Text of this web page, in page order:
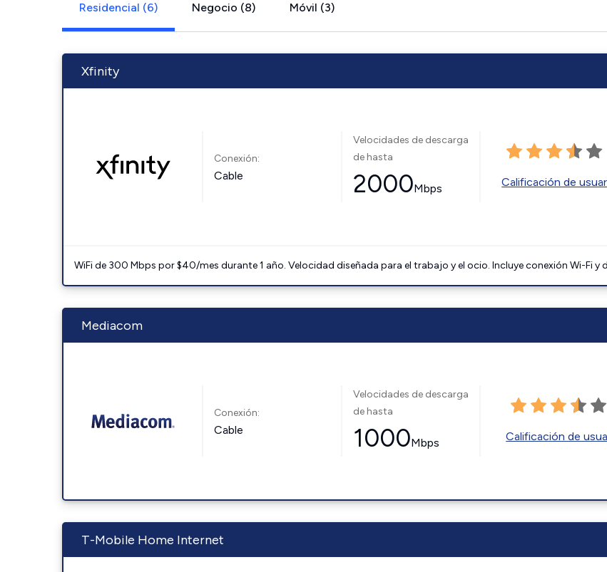
Residencial (6) Negocio (8) Móvil (3)
Xfinity
Conexión:
Cable
Velocidades de descarga
de hasta
2000Mbps Calificación de
WiFi de 300 Mbps por $40/mes durante 1 año. Velocidad diseñada para el trabajo y el ocio. Incluye conexión Wi-Fi
Mediacom
Conexión:
Cable
Velocidades de descarga
de hasta
1000Mbps Calificación de
T-Mobile Home Internet